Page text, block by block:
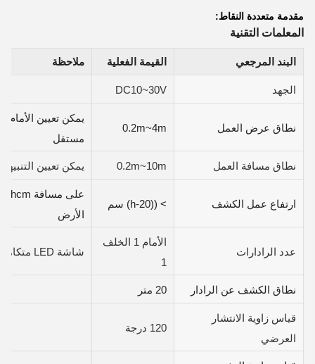
مقدمة متعددة النقاط:
المعلمات التقنية
البند المرجعي القيمة الفعلية ملاحظة
الجهد DC10~30V
نطاق عرض العمل 0.2m~4m
يمكن تعيين الأمام
مستقل
نطاق مسافة العمل 0.2m~10m يمكن تعيين
ارتفاع عمل الكشف
> ((h-20) سم
الأرض
عدد الرادارات
الأمام 1 الخلف
1
شاشة LED متكاملة
نطاق الكشف عن الرادار 20 متر
قياس زاوية الانتشار
العرضي
120 درجة